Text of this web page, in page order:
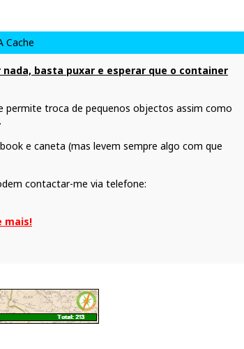
Cache
basta puxar e esperar que o container
permite troca de pequenos objectos assim como
e caneta (mas levem sempre algo com que
contactar-me via telefone:
mais!